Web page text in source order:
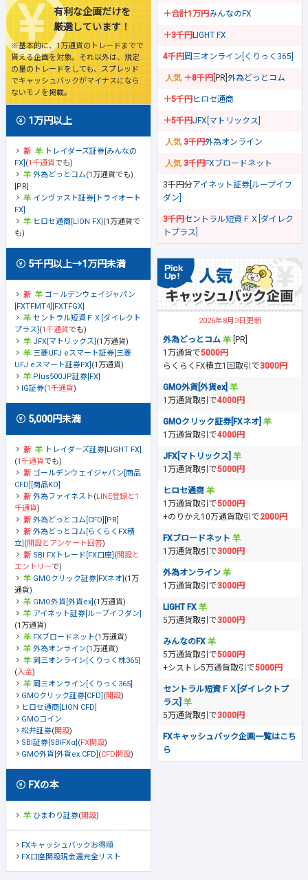
有利な企画だけを
厳選しています！
※基本的に、1万通貨のトレードまでで
貰える企画を対象。それ以外は、規定
の量のトレードをしても、スプレッド
でキャッシュバックがマイナスになら
ないモノを掲載。
1万円以上
トレイダーズ証券[みんなの
FX] (1千通貨でも)
外為どっとコム(1万通貨でも)
[PR]
インヴァスト証券[トライオート
FX]
ヒロセ通商[LION FX] (1万通貨で
も)
5千円以上→1万円未満
ゴールデンウェイジャパン
[FXTFMT4][FXTFGX]
セントラル短資ＦＸ[ダイレクト
プラス] (1千通貨でも)
JFX[マトリックス] (1万通貨)
三菱UFJ eスマート証券[三菱
UFJ eスマート証券FX] (1万通貨)
Plus500JP証券[FX]
IG証券(1千通貨)
5,000円未満
トレイダーズ証券[LIGHT FX]
(1千通貨でも)
ゴールデンウェイジャパン[商品
CFD][商品KO]
外為ファイネスト(LINE登録と1
千通貨)
外為どっとコム[CFD] [PR]
外為どっとコム[らくらくFX積
立] (開設とアンケート回答)
SBI FXトレード[FX口座] (開設と
エントリーで)
GMOクリック証券[FXネオ] (1万
通貨)
GMO外貨[外貨ex] (1万通貨)
アイネット証券[ループイフダン]
(1万通貨)
FXブロードネット(1万通貨)
外為オンライン(1万通貨)
岡三オンライン[くりっく株365]
(入金)
岡三オンライン[くりっく365]
GMOクリック証券[CFD] (開設)
ヒロセ通商[LION CFD]
GMOコイン
松井証券(開設)
SBI証券[SBIFXα] (FX開設)
GMO外貨[外貨ex CFD] (CFD開設)
FXの本
ひまわり証券(開設)
FXキャッシュバックお得順
FX口座開設現金還元全リスト
＋合計1万円みんなのFX
＋3千円LIGHT FX
4千円岡三オンライン[くりっく365]
＋8千円 [PR] 外為どっとコム
＋5千円ヒロセ通商
＋5千円JFX[マトリックス]
3千円外為オンライン
3千円FXブロードネット
3千円分アイネット証券[ループイフ
ダン]
3千円セントラル短資ＦＸ[ダイレク
トプラス]
2026年8月3日更新
外為どっとコム
[PR]
1万通貨で5000円
らくらくFX積立1回取引で3000円
GMO外貨[外貨ex]
1万通貨取引で4000円
GMOクリック証券[FXネオ]
1万通貨取引で4000円
JFX[マトリックス]
1万通貨取引で5000円
ヒロセ通商
1万通貨取引で5000円
+のりかえ10万通貨取引で2000円
FXブロードネット
1万通貨取引で3000円
外為オンライン
1万通貨取引で3000円
LIGHT FX
5万通貨取引で3000円
みんなのFX
5万通貨取引で5000円
+シストレ5万通貨取引で5000円
セントラル短資ＦＸ[ダイレクトプ
ラス]
5万通貨取引で3000円
FXキャッシュバック企画一覧はこち
ら